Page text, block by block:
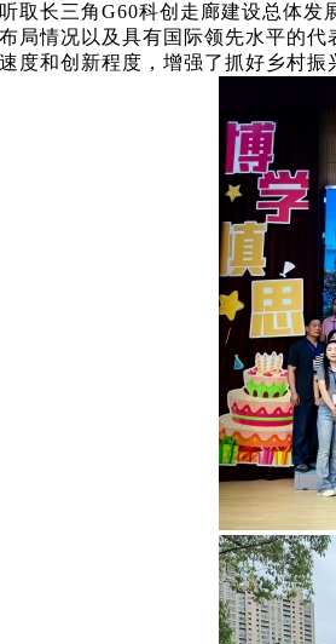
取长三角G60科创走廊建设总体
局情况以及具有国际领先水平的
度和创新程度，增强了抓好乡村